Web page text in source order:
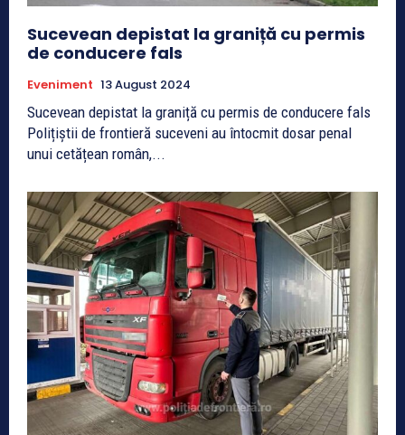
Sucevean depistat la graniță cu permis
de conducere fals
Eveniment 13 August 2024
Sucevean depistat la graniță cu permis de conducere fals
Polițiștii de frontieră suceveni au întocmit dosar penal
unui cetățean român,...